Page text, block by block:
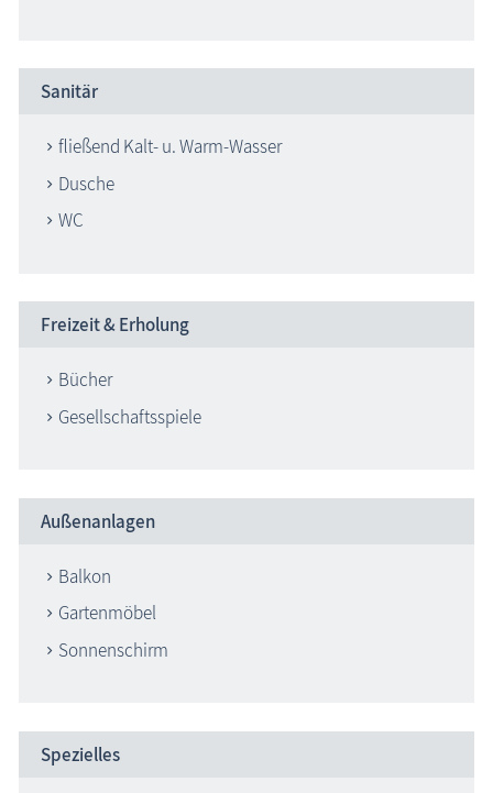
Sanitär
fließend Kalt- u. Warm-Wasser
Dusche
WC
Freizeit & Erholung
Bücher
Gesellschaftsspiele
Außenanlagen
Balkon
Gartenmöbel
Sonnenschirm
Spezielles